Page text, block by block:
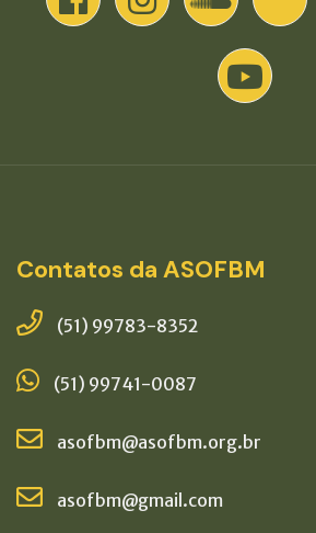
Contatos da ASOFBM
(51) 99783-8352
(51) 99741-0087
asofbm@asofbm.org.br
asofbm@gmail.com